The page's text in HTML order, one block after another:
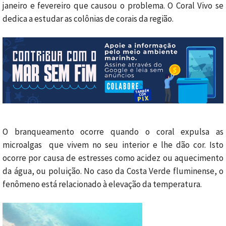
janeiro e fevereiro que causou o problema. O Coral Vivo se
dedica a estudar as colônias de corais da região.
O branqueamento ocorre quando o coral expulsa as
microalgas que vivem no seu interior e lhe dão cor. Isto
ocorre por causa de estresses como acidez ou aquecimento
da água, ou poluição. No caso da Costa Verde fluminense, o
fenômeno está relacionado à elevação da temperatura.